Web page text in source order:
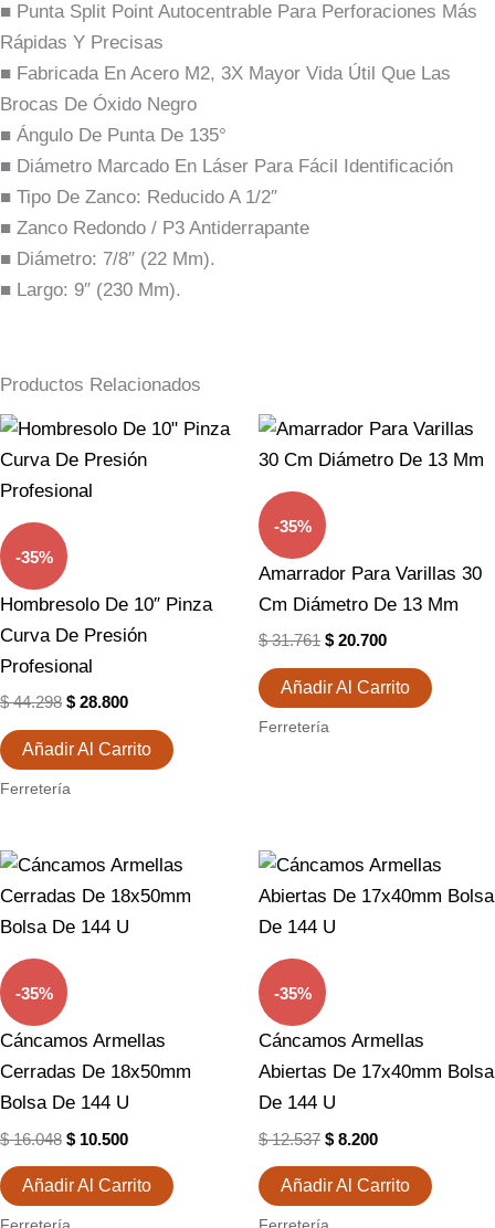
■ Punta Split Point Autocentrable Para Perforaciones Más
Rápidas Y Precisas
■ Fabricada En Acero M2, 3X Mayor Vida Útil Que Las
Brocas De Óxido Negro
■ Ángulo De Punta De 135°
■ Diámetro Marcado En Láser Para Fácil Identificación
■ Tipo De Zanco: Reducido A 1/2″
■ Zanco Redondo / P3 Antiderrapante
■ Diámetro: 7/8″ (22 Mm).
■ Largo: 9″ (230 Mm).
Productos Relacionados
-35%
Hombresolo De 10″ Pinza
Curva De Presión
Profesional
$44.298
El
Original
Era:
$ 28.800
El
Actual
Añadir Al Carrito
Ferretería
-35%
Amarrador Para Varillas 30
Cm Diámetro De 13 Mm
$31.761
El
Original
$ 20.700
El
Actual
Añadir Al Carrito
Ferretería
-35%
Cáncamos Armellas
Cerradas De 18x50mm
Bolsa De 144 U
$16.048
El
Original
Era:
$ 10.500
El
Actual
Es:
Añadir Al Carrito
-35%
Cáncamos Armellas
Abiertas De 17x40mm Bolsa
De 144 U
$12.537
El
Original
Era:
$ 8.200
El
Actual
Añadir Al Carrito